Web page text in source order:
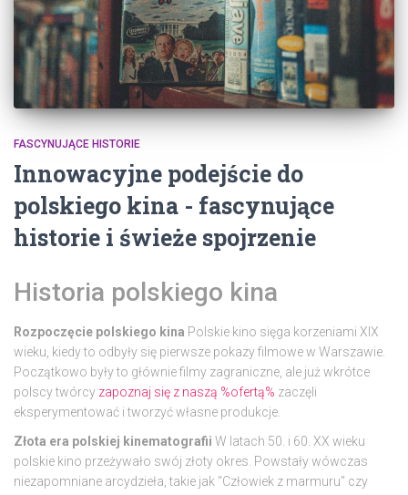
FASCYNUJĄCE HISTORIE
Innowacyjne podejście do
polskiego kina - fascynujące
historie i świeże spojrzenie
Historia polskiego kina
Rozpoczęcie polskiego kina Polskie kino sięga korzeniami XIX
wieku, kiedy to odbyły się pierwsze pokazy filmowe w Warszawie.
Początkowo były to głównie filmy zagraniczne, ale już wkrótce
polscy twórcy zapoznaj się z naszą %ofertą% zaczęli
eksperymentować i tworzyć własne produkcje.
Złota era polskiej kinematografii W latach 50. i 60. XX wieku
polskie kino przeżywało swój złoty okres. Powstały wówczas
niezapomniane arcydzieła, takie jak "Człowiek z marmuru" czy